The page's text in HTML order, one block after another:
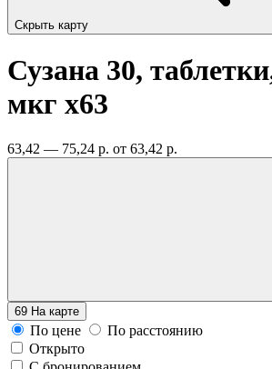
Скрыть карту
Сузана 30,
мкг x63
63,42 — 75,24 р. от 63,42 р.
69 На карте
По цене
По расстоянию
Открыто